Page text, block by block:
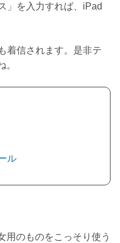
」を入力すれば、iPad
着信されます。是非テ
。
ル
用のものをこっそり使う